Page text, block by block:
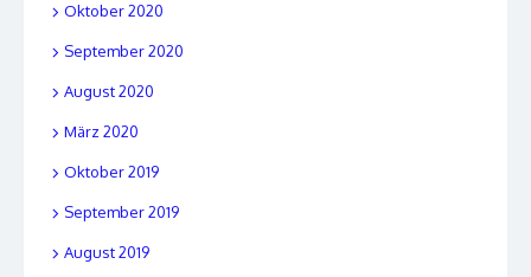
Oktober 2020
September 2020
August 2020
März 2020
Oktober 2019
September 2019
August 2019